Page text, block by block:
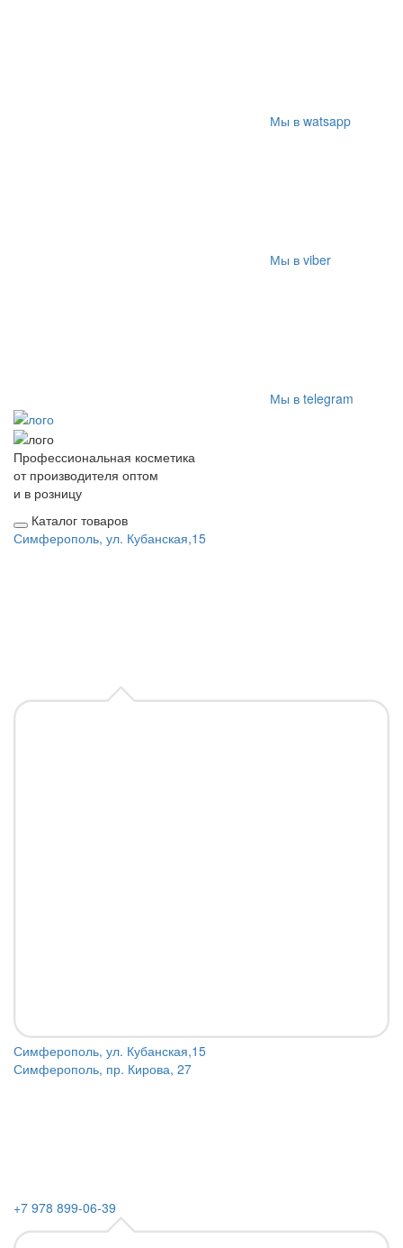
Мы в watsapp
Мы в viber
Мы в telegram
Профессиональная косметика
от производителя оптом
и в розницу
Каталог товаров
Симферополь, ул. Кубанская,15
Симферополь, ул. Кубанская,15
Симферополь, пр. Кирова, 27
+7 978 899-06-39